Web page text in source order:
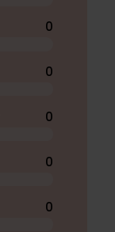
0
0
0
0
0